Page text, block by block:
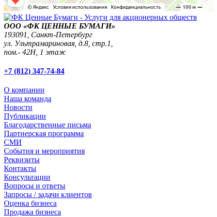
ООО «ФК ЦЕННЫЕ БУМАГИ»
193091, Санкт-Петербург
ул. Ультрамариновая, д.8, стр.1,
пом.- 42Н, 1 этаж
+7 (812) 347-74-84
О компании
Наша команда
Новости
Публикации
Благодарственные письма
Партнерская программа
СМИ
События и мероприятия
Реквизиты
Контакты
Консультации
Вопросы и ответы
Запросы / задачи клиентов
Оценка бизнеса
Продажа бизнеса